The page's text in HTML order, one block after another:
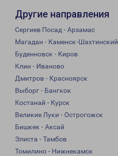
Другие направления
Сергиев Посад - Арзамас
Магадан - Каменск-Шахтинский
Буденновск - Киров
Клин - Иваново
Дмитров - Красноярск
Выборг - Бангкок
Костанай - Курск
Великие Луки - Острогожск
Бишкек - Аксай
Элиста - Тамбов
Томилино - Нижнекамск